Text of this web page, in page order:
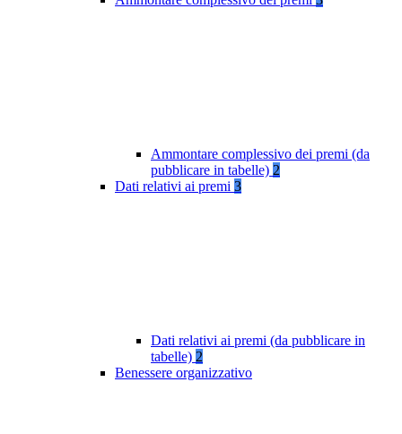
Ammontare complessivo dei premi (da
pubblicare in tabelle) 2
Dati relativi ai premi 3
Dati relativi ai premi (da pubblicare in
tabelle) 2
Benessere organizzativo